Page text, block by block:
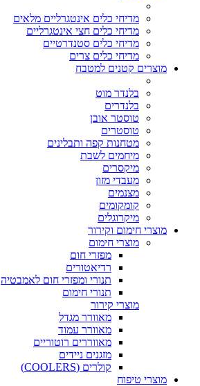
מדיחי כלים אינטגרליים מלאים
מדיחי כלים חצי אינטגרליים
מדיחי כלים סטנדרטיים
מדיחי כלים צרים
מוצרים קטנים למטבח
בלנדר מוט
בלנדרים
טוסטר אובן
טוסטרים
מטחנות קפה ותבלינים
מיחמים לשבת
מיקסרים
מעבדי מזון
מצנמים
קומקומים
מיקרוגלים
מוצרי חימום וקירור
מוצרי חימום
מפזרי חום
רדיאטורים
תנורי ומפזרי חום לאמבטיה
תנורי חימום
מוצרי קירור
מאוורר מגדל
מאוורר עמוד
מאווררים רוטוריים
מזגנים ניידים
קולרים (COOLERS)
מוצרי טיפוח